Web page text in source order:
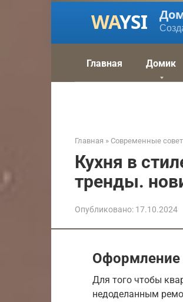
Главная Домик
Главная » Современные
Кухня в
тренды.
Опубликовано: 17.10.2024
Оформление
Для того чтобы
недоделанным